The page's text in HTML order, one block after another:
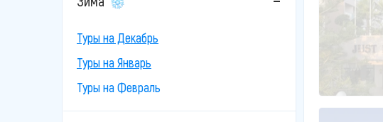
Мармарис
Туры на Декабрь
Туры на Январь
Туры на Февраль